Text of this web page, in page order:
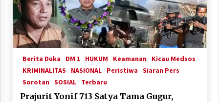
Berita Duka DM 1 HUKUM Keamanan
Kicau Medsos
KRIMINALITAS
NASIONAL Peristiwa
Siaran Pers
Sorotan SOSIAL Terbaru
Prajurit Yonif 713 Satya Tama Gugur,